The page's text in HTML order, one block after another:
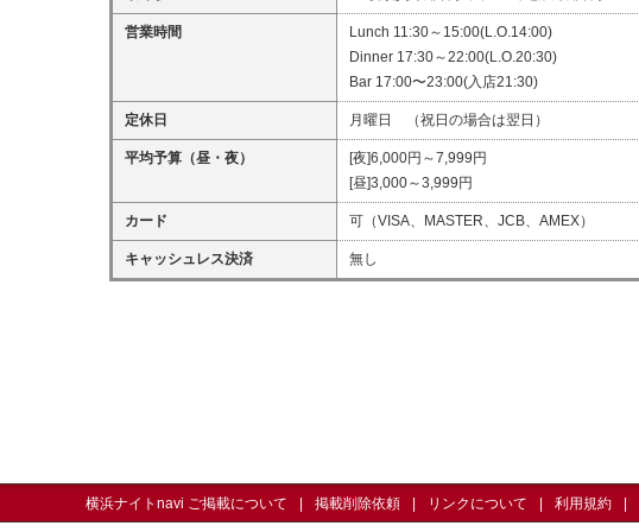
営業時間
Lunch 11:30～15:00(L.O.14:00)
Dinner 17:30～22:00(L.O.20:30)
Bar 17:00〜23:00(入店21:30)
定休日 月曜日 （祝日の場合は翌日）
平均予算（昼・夜）
[夜]6,000円～7,999円
[昼]3,000～3,999円
カード 可（VISA、MASTER、JCB、AMEX）
キャッシュレス決済 無し
横浜ナイトnavi ご掲載について 掲載削除依頼 リンクについて 利用規約